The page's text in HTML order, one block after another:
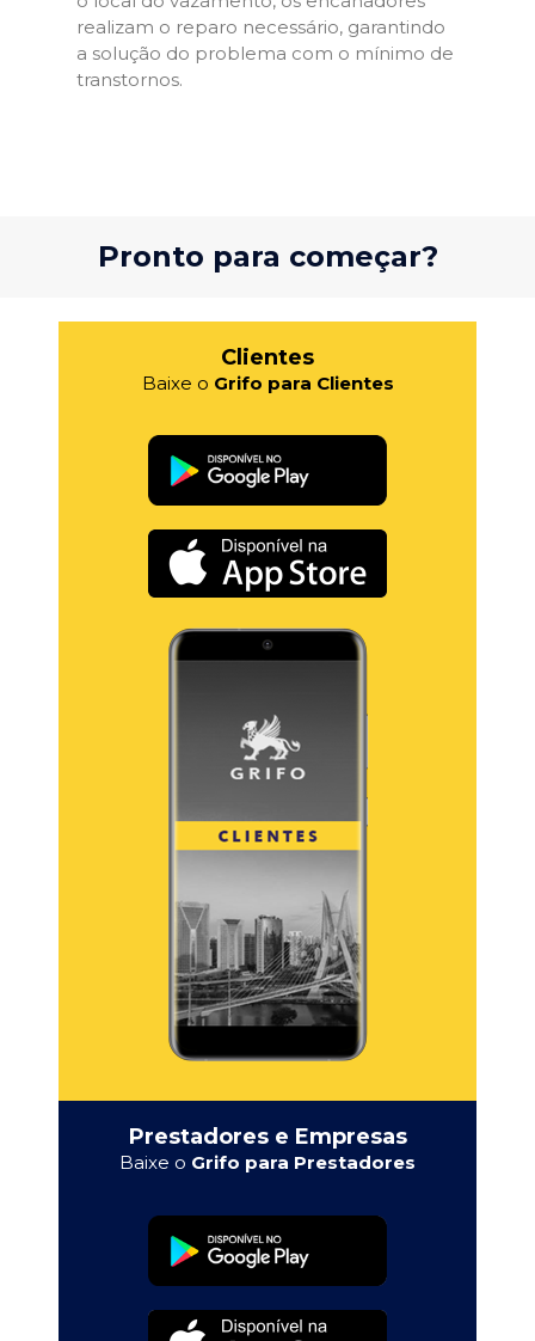
realizam o reparo necessário, garantindo
a solução do problema com o mínimo de
transtornos.
Pronto para começar?
Clientes
Baixe o Grifo para Clientes
Prestadores e Empresas
Baixe o Grifo para Prestadores